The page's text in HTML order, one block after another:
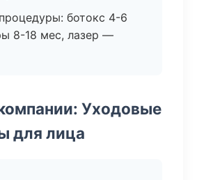
ботокс 4-6
8-18 мес, лазер —
Уходовые
для лица